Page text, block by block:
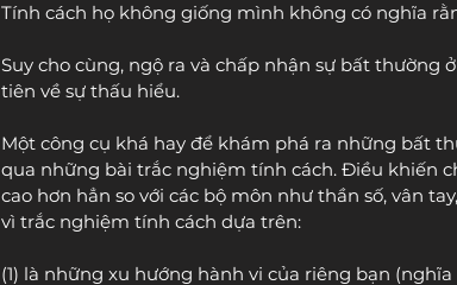
Tính cách họ không giống mình không có nghĩa
Suy cho cùng, ngộ ra và chấp nhận sự bất thường
tiên về sự thấu hiểu.
Một công cụ khá hay để khám phá ra những bất
qua những bài trắc nghiệm tính cách. Điều khiến
cao hơn hẳn so với các bộ môn như thần số, vân
vì trắc nghiệm tính cách dựa trên:
(1) là những xu hướng hành vi của riêng bạn